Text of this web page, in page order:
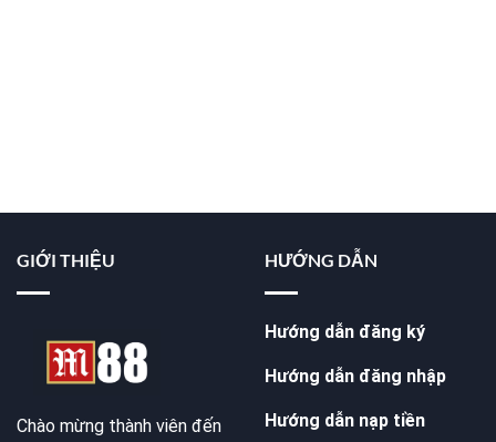
GIỚI THIỆU
Chào mừng thành viên đến
HƯỚNG DẪN
Hướng dẫn đăng ký
Hướng dẫn đăng nhập
Hướng dẫn nạp tiền